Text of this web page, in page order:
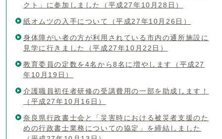
クト」に参加しました（平成27年10月28日）
紙オムツの入手について（平成27年10月26日）
身体障がい者の方が利用されている市内の通所施設に
見学に行きました（平成27年10月22日）
教育委員の定数を4名から8名に増やします（平成27
年10月19日）
介護職員初任者研修の受講費用の一部を助成します！
（平成27年10月16日）
奈良県行政書士会と「災害時における被災者支援のた
めの行政書士業務についての協定」を締結しました